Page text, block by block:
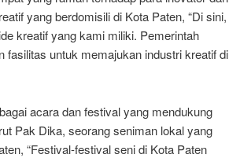
yang berdomisili di Kota Paten, “Di sini,
kreatif yang kami miliki. Pemerintah
fasilitas untuk memajukan industri kreatif di
acara dan festival yang mendukung
Pak Dika, seorang seniman lokal yang
“Festival-festival seni di Kota Paten